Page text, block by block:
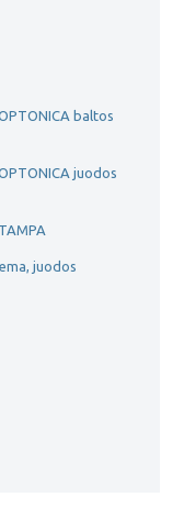
baltos
juodos
juodos